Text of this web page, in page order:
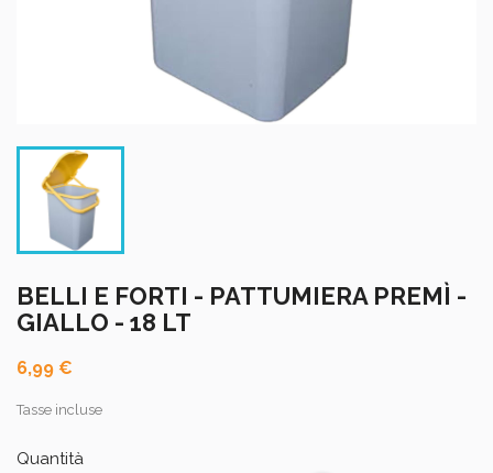
BELLI E FORTI - PATTUMIERA PREMÌ -
GIALLO - 18 LT
6,99 €
Tasse incluse
Quantità